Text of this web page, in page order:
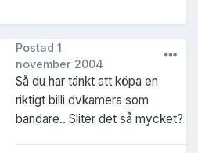
Postad 1
november 2004
Så du har tänkt att köpa en
riktigt billi dvkamera som
bandare.. Sliter det så mycket?